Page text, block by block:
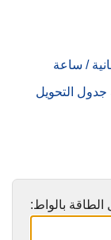
/ ساعة
التحويل
بالواط: